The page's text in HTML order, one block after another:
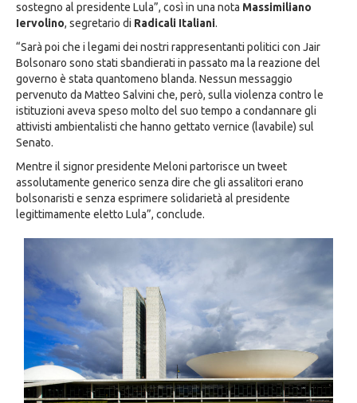
sostegno al presidente Lula”, così in una nota Massimiliano
Iervolino, segretario di Radicali Italiani.
“Sarà poi che i legami dei nostri rappresentanti politici con Jair
Bolsonaro sono stati sbandierati in passato ma la reazione del
governo è stata quantomeno blanda. Nessun messaggio
pervenuto da Matteo Salvini che, però, sulla violenza contro le
istituzioni aveva speso molto del suo tempo a condannare gli
attivisti ambientalisti che hanno gettato vernice (lavabile) sul
Senato.
Mentre il signor presidente Meloni partorisce un tweet
assolutamente generico senza dire che gli assalitori erano
bolsonaristi e senza esprimere solidarietà al presidente
legittimamente eletto Lula”, conclude.